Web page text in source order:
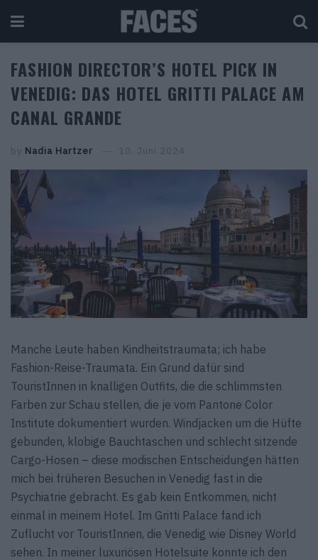
FASHION DIRECTOR’S HOTEL PICK IN
VENEDIG: DAS HOTEL GRITTI PALACE AM
CANAL GRANDE
by Nadia Hartzer 10. Juni 2024
Manche Leute haben Kindheitstraumata; ich habe
Fashion-Reise-Traumata. Ein Grund dafür sind
TouristInnen in knalligen Outfits, die die schlimmsten
Farben zur Schau stellen, die je vom Pantone Color
Institute dokumentiert wurden. Windjacken um die Hüfte
gebunden, klobige Bauchtaschen und schlecht sitzende
Cargo-Hosen – diese modischen Entscheidungen hätten
mich bei früheren Besuchen in Venedig fast in die
Psychiatrie gebracht. Es gab kein Entkommen, nicht
einmal in meinem Hotel. Im Gritti Palace fand ich
Zuflucht vor TouristInnen, die Venedig wie Disney World
sehen. In meiner luxuriösen Hotelsuite konnte ich den